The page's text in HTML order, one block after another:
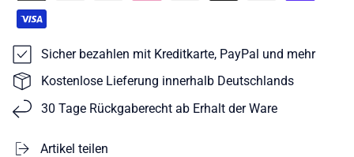
Sicher bezahlen mit Kreditkarte, PayPal und mehr
Kostenlose Lieferung innerhalb Deutschlands
30 Tage Rückgaberecht ab Erhalt der Ware
Artikel teilen